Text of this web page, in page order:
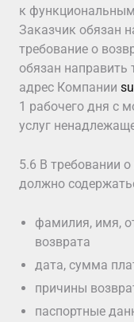
к
Заказчик обязан
требование о
обязан направить
адрес Компании
1 рабочего дня с
услуг
5.6 В требовании
должно
фамилия, имя,
возврата
дата, сумма
причины
паспортные